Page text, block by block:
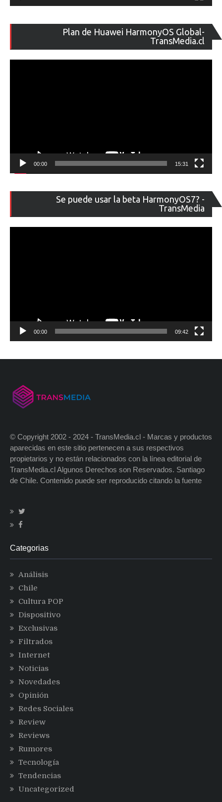
Plan de Huawei HarmonyOS Global-
TransMedia.cl
de
00:00 15:31
Se puede usar la beta HarmonyOS7? -
TransMedia
de
00:00 09:42
© Copyright 2002 - 2024 - TransMedia.cl - Marcas y productos
aparecidas en este sitio pertenecen a sus respectivos
propietarios y no están relacionados con la línea editorial de
TransMedia.cl Algunos Derechos son Reservados. Santiago
de Chile. Contenido puede ser reproducido citando la fuente
Categorias
Análisis
Chile
Cultura POP
Dispositivo
Exclusivas
Filtrados
Internet
Noticias
Novedades
Opinión
Redes Sociales
Review
Reviews
Rumores
Tecnología
Tendencias
Uncategorized